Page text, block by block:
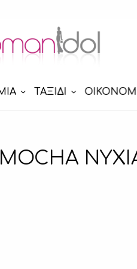
ΤΑΞΙΔΙ